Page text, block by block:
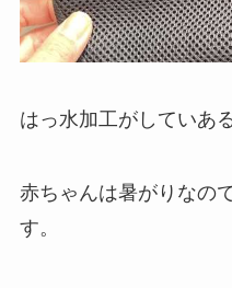
はっ水加工がしていあ
赤ちゃんは暑がりなの
す。